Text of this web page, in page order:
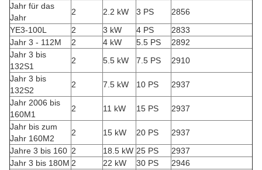
Jahr für das
Jahr
2 2.2 kW 3 PS
2856
YE3-100L
2 3 kW 4 PS
2833
Jahr 3 - 112M
2 4 kW 5.5 PS
2892
Jahr 3 bis
132S1
2 5.5 kW 7.5 PS
2910
Jahr 3 bis
132S2
2 7.5 kW 10 PS
2937
Jahr 2006 bis
160M1
2 11 kW 15 PS
2937
Jahr bis zum
Jahr 160M2
2 15 kW 20 PS
2937
Jahre 3 bis 160 2 18.5 kW 25 PS
2937
Jahr 3 bis 180M 2 22 kW 30 PS
2946